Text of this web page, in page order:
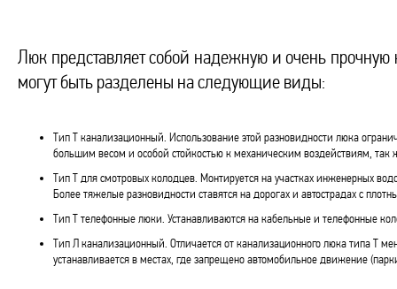
Люк представляет собой надежную и очень прочную
могут быть разделены на следующие виды:
Тип Т канализационный. Использование этой разновидности люка
большим весом и особой стойкостью к механическим воздействиям,
Тип Т для смотровых колодцев. Монтируется на участках инженерных
Более тяжелые разновидности ставятся на дорогах и автострадах с
Тип Т телефонные люки. Устанавливаются на кабельные и телефонные
Тип Л канализационный. Отличается от канализационного люка типа Т
устанавливается в местах, где запрещено автомобильное движение